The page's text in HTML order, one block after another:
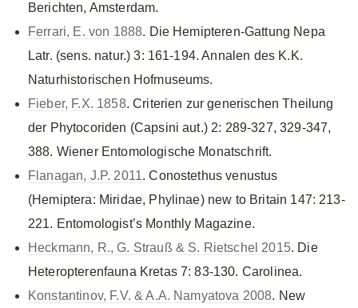
Berichten, Amsterdam.
Ferrari, E. von 1888. Die Hemipteren-Gattung Nepa
Latr. (sens. natur.) 3: 161-194. Annalen des K.K.
Naturhistorischen Hofmuseums.
Fieber, F.X. 1858. Criterien zur generischen Theilung
der Phytocoriden (Capsini aut.) 2: 289-327, 329-347,
388. Wiener Entomologische Monatschrift.
Flanagan, J.P. 2011. Conostethus venustus
(Hemiptera: Miridae, Phylinae) new to Britain 147: 213-
221. Entomologist’s Monthly Magazine.
Heckmann, R., G. Strauß & S. Rietschel 2015. Die
Heteropterenfauna Kretas 7: 83-130. Carolinea.
Konstantinov, F.V. & A.A. Namyatova 2008. New